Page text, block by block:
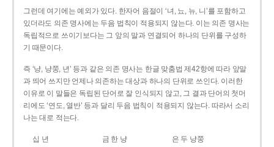
그런데 여기에는 예외가 있다. 한자어 음절이 ‘녀, 뇨, 뉴, 니’를 포함하고
있더라도 의존 명사에는 두음 법칙이 적용되지 않는다. 이는 의존 명사는
독립적으로 쓰이기보다는 그 앞의 말과 연결되어 하나의 단위를 구성하
기 때문이다.
즉 ‘냥, 냥쭝, 년’ 등과 같은 의존 명사는 한글 맞춤법 제42항에 따라 앞말
과 띄어 쓰지만 언제나 의존하는 대상과 하나의 단위로 쓰인다. 이러한
이유로 이 말들은 독립된 단어로 잘 인식되지 않고, 그 결과 단어의 첫머
리에도 ‘연도, 열반’ 등과 달리 두음 법칙이 적용되지 않는다. 따라서 소리
나는 대로 적는다.
십 년 금 한 냥 은 두 냥쭝